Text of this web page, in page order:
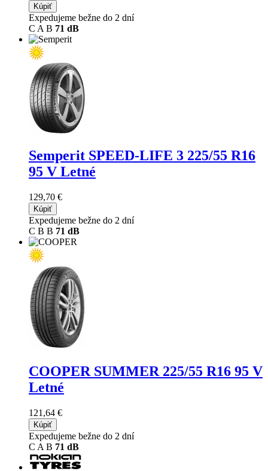
Kúpiť
Expedujeme bežne do 2 dní
C A B 71 dB
Semperit SPEED-LIFE 3 225/55 R16
95 V Letné
129,70 €
Kúpiť
Expedujeme bežne do 2 dní
C B B 71 dB
COOPER SUMMER 225/55 R16 95 V
Letné
121,64 €
Kúpiť
Expedujeme bežne do 2 dní
C A B 71 dB